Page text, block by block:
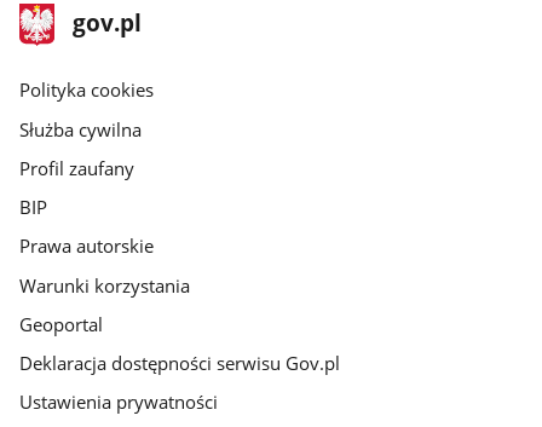
stopka
gov.pl
Strona
gov.pl
gov.pl
Polityka cookies
Służba cywilna
Profil zaufany
BIP
Prawa autorskie
Warunki korzystania
Geoportal
Deklaracja dostępności serwisu Gov.pl
Ustawienia prywatności